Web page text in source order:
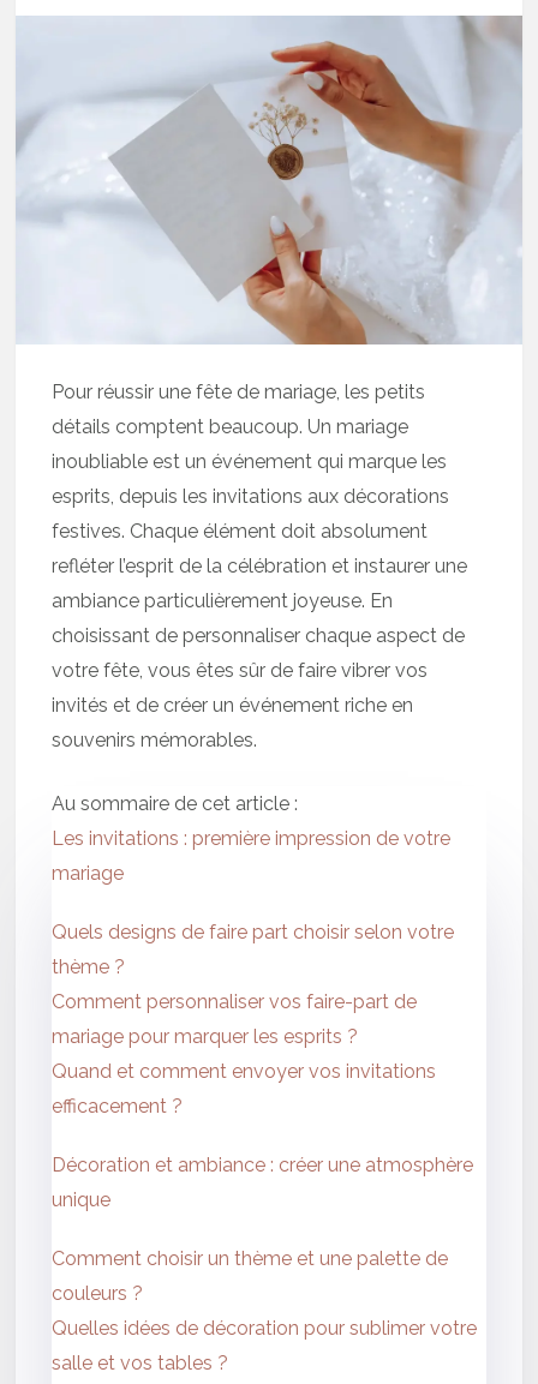
Pour réussir une fête de mariage, les petits
détails comptent beaucoup. Un mariage
inoubliable est un événement qui marque les
esprits, depuis les invitations aux décorations
festives. Chaque élément doit absolument
refléter l’esprit de la célébration et instaurer une
ambiance particulièrement joyeuse. En
choisissant de personnaliser chaque aspect de
votre fête, vous êtes sûr de faire vibrer vos
invités et de créer un événement riche en
souvenirs mémorables.
Au sommaire de cet article :
Les invitations : première impression de votre
mariage
Quels designs de faire part choisir selon votre
thème ?
Comment personnaliser vos faire-part de
mariage pour marquer les esprits ?
Quand et comment envoyer vos invitations
efficacement ?
Décoration et ambiance : créer une atmosphère
unique
Comment choisir un thème et une palette de
couleurs ?
Quelles idées de décoration pour sublimer votre
salle et vos tables ?